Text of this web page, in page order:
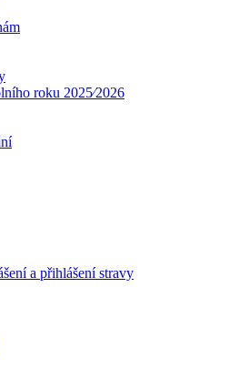
roku 2025⁄2026
a přihlášení stravy